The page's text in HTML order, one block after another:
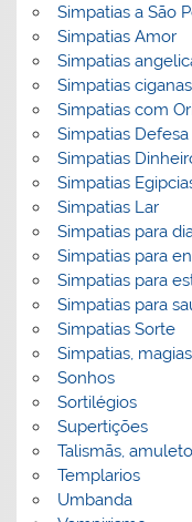
Simpatias a São
Simpatias Amor
Simpatias
Simpatias ciganas
Simpatias com
Simpatias
Simpatias
Simpatias
Simpatias Lar
Simpatias para
Simpatias para
Simpatias para
Simpatias para
Simpatias Sorte
Simpatias,
Sonhos
Sortilégios
Supertições
Talismãs,
Templarios
Umbanda